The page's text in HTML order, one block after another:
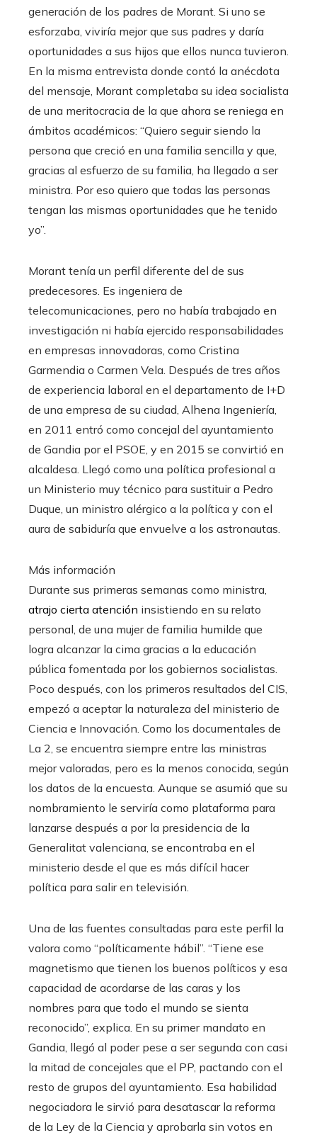
generación de los padres de Morant. Si uno se
esforzaba, viviría mejor que sus padres y daría
oportunidades a sus hijos que ellos nunca tuvieron.
En la misma entrevista donde contó la anécdota
del mensaje, Morant completaba su idea socialista
de una meritocracia de la que ahora se reniega en
ámbitos académicos: “Quiero seguir siendo la
persona que creció en una familia sencilla y que,
gracias al esfuerzo de su familia, ha llegado a ser
ministra. Por eso quiero que todas las personas
tengan las mismas oportunidades que he tenido
yo”.
Morant tenía un perfil diferente del de sus
predecesores. Es ingeniera de
telecomunicaciones, pero no había trabajado en
investigación ni había ejercido responsabilidades
en empresas innovadoras, como Cristina
Garmendia o Carmen Vela. Después de tres años
de experiencia laboral en el departamento de I+D
de una empresa de su ciudad, Alhena Ingeniería,
en 2011 entró como concejal del ayuntamiento
de Gandia por el PSOE, y en 2015 se convirtió en
alcaldesa. Llegó como una política profesional a
un Ministerio muy técnico para sustituir a Pedro
Duque, un ministro alérgico a la política y con el
aura de sabiduría que envuelve a los astronautas.
Más información
Durante sus primeras semanas como ministra,
atrajo cierta atención insistiendo en su relato
personal, de una mujer de familia humilde que
logra alcanzar la cima gracias a la educación
pública fomentada por los gobiernos socialistas.
Poco después, con los primeros resultados del CIS,
empezó a aceptar la naturaleza del ministerio de
Ciencia e Innovación. Como los documentales de
La 2, se encuentra siempre entre las ministras
mejor valoradas, pero es la menos conocida, según
los datos de la encuesta. Aunque se asumió que su
nombramiento le serviría como plataforma para
lanzarse después a por la presidencia de la
Generalitat valenciana, se encontraba en el
ministerio desde el que es más difícil hacer
política para salir en televisión.
Una de las fuentes consultadas para este perfil la
valora como “políticamente hábil”. “Tiene ese
magnetismo que tienen los buenos políticos y esa
capacidad de acordarse de las caras y los
nombres para que todo el mundo se sienta
reconocido”, explica. En su primer mandato en
Gandia, llegó al poder pese a ser segunda con casi
la mitad de concejales que el PP, pactando con el
resto de grupos del ayuntamiento. Esa habilidad
negociadora le sirvió para desatascar la reforma
de la Ley de la Ciencia y aprobarla sin votos en